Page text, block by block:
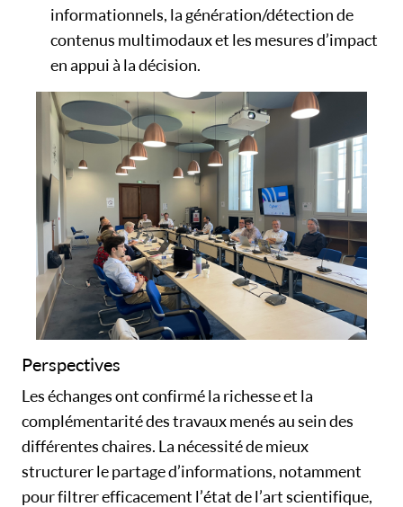
informationnels, la génération/détection de
contenus multimodaux et les mesures d’impact
en appui à la décision.
Perspectives
Les échanges ont confirmé la richesse et la
complémentarité des travaux menés au sein des
différentes chaires. La nécessité de mieux
structurer le partage d’informations, notamment
pour filtrer efficacement l’état de l’art scientifique,